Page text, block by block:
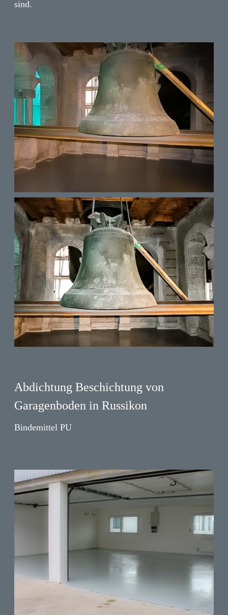
sind.
Abdichtung Beschichtung von
Garagenboden in Russikon
Bindemittel PU